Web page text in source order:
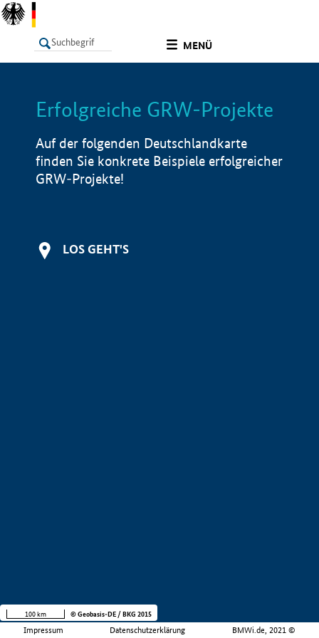
MENÜ
LISTE Info
Erfolgreiche GRW-Projekte
Auf der folgenden Deutschlandkarte
finden Sie konkrete Beispiele erfolgreicher
GRW-Projekte!
LOS GEHT'S
Impressum Datenschutzerklärung BMWi.de, 2021 ©
100 km © Geobasis-DE / BKG 2015